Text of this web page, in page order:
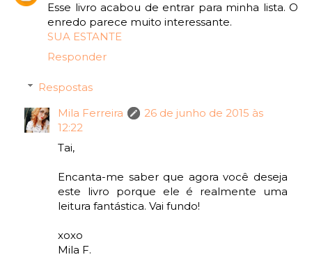
Esse livro acabou de entrar para minha lista. O
enredo parece muito interessante.
SUA ESTANTE
Responder
Respostas
Mila Ferreira
26 de junho de 2015 às
12:22
Tai,
Encanta-me saber que agora você deseja
este livro porque ele é realmente uma
leitura fantástica. Vai fundo!
xoxo
Mila F.